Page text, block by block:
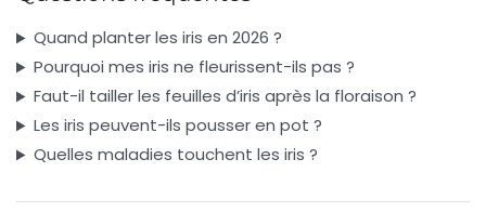
Quand planter les iris en 2026 ?
Pourquoi mes iris ne fleurissent-ils pas ?
Faut-il tailler les feuilles d’iris après la floraison ?
Les iris peuvent-ils pousser en pot ?
Quelles maladies touchent les iris ?